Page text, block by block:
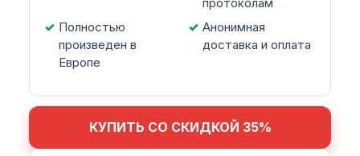
Полностью
произведен в
Европе
Анонимная
доставка и оплата
КУПИТЬ СО СКИДКОЙ 35%